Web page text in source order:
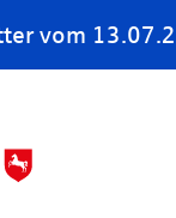
vom